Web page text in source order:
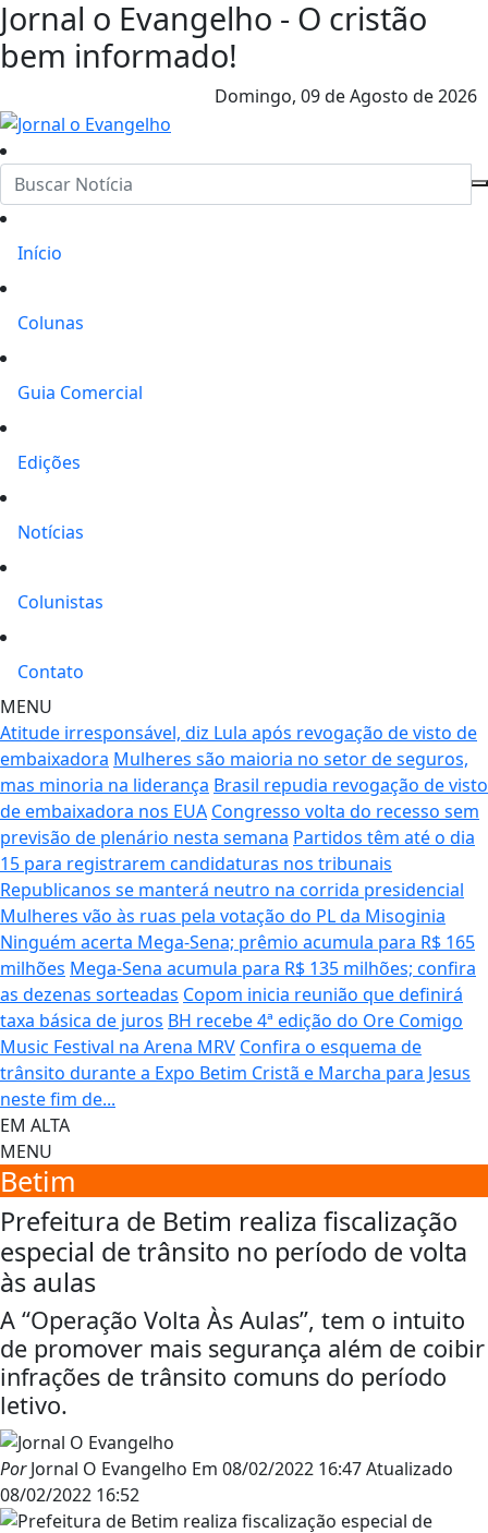
Jornal o Evangelho - O cristão
bem informado!
Domingo, 09 de Agosto de 2026
Início
Colunas
Guia Comercial
Edições
Notícias
Colunistas
Contato
MENU
Atitude irresponsável, diz Lula após revogação de visto de
embaixadora Mulheres são maioria no setor de seguros,
mas minoria na liderança Brasil repudia revogação de visto
de embaixadora nos EUA Congresso volta do recesso sem
previsão de plenário nesta semana Partidos têm até o dia
15 para registrarem candidaturas nos tribunais
Republicanos se manterá neutro na corrida presidencial
Mulheres vão às ruas pela votação do PL da Misoginia
Ninguém acerta Mega-Sena; prêmio acumula para R$ 165
milhões Mega-Sena acumula para R$ 135 milhões; confira
as dezenas sorteadas Copom inicia reunião que definirá
taxa básica de juros BH recebe 4ª edição do Ore Comigo
Music Festival na Arena MRV Confira o esquema de
trânsito durante a Expo Betim Cristã e Marcha para Jesus
neste fim de...
EM ALTA
MENU
Betim
Prefeitura de Betim realiza fiscalização
especial de trânsito no período de volta
às aulas
A “Operação Volta Às Aulas”, tem o intuito
de promover mais segurança além de coibir
infrações de trânsito comuns do período
letivo.
PorJornal O Evangelho Em 08/02/2022 16:47Atualizado
08/02/2022 16:52